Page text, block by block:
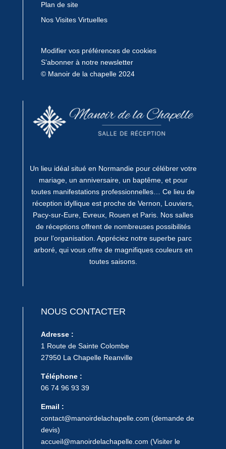
Plan de site
Nos Visites Virtuelles
Modifier vos préférences de cookies
S’abonner à notre newsletter
© Manoir de la chapelle 2024
Un lieu idéal situé en Normandie pour célébrer votre
mariage, un anniversaire, un baptême, et pour
toutes manifestations professionnelles… Ce lieu de
réception idyllique est proche de Vernon, Louviers,
Pacy-sur-Eure, Evreux, Rouen et Paris. Nos salles
de réceptions offrent de nombreuses possibilités
pour l’organisation. Appréciez notre superbe parc
arboré, qui vous offre de magnifiques couleurs en
toutes saisons.
NOUS CONTACTER
Adresse :
1 Route de Sainte Colombe
27950 La Chapelle Reanville
Téléphone :
06 74 96 93 39
Email :
contact@manoirdelachapelle.com (demande de
devis)
accueil@manoirdelachapelle.com (Visiter le